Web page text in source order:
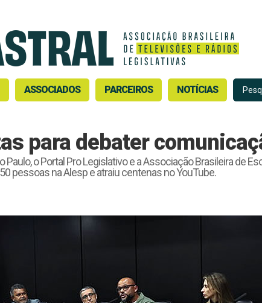
ASSOCIADOS PARCEIROS NOTÍCIAS
para debater
o Portal Pro Legislativo e a Associação Brasileira de
pessoas na Alesp e atraiu centenas no YouTube.